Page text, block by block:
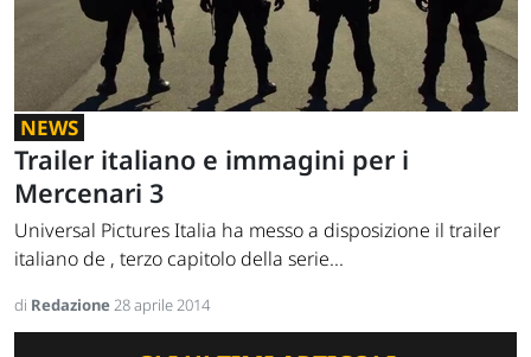
NEWS
Trailer italiano e immagini per i
Mercenari 3
Universal Pictures Italia ha messo a disposizione il trailer
italiano de , terzo capitolo della serie...
di Redazione28 aprile 2014